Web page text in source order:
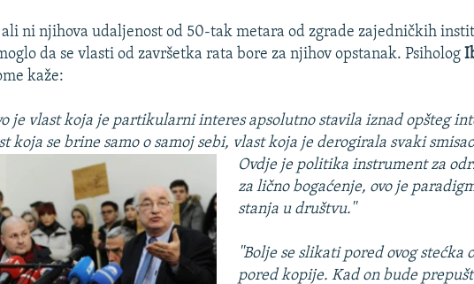
ali ni njihova udaljenost od 50-tak metara od zgrade zajedničkih
da se vlasti od završetka rata bore za njihov opstanak. Psiholog
kaže:
je vlast koja je partikularni interes apsolutno stavila iznad opšteg
koja se brine samo o samoj sebi, vlast koja je derogirala svaki
Ovdje je politika instrument za
za lično bogaćenje, ovo je
stanja u društvu.''
''Bolje se slikati pored ovog stećka
pored kopije. Kad on bude